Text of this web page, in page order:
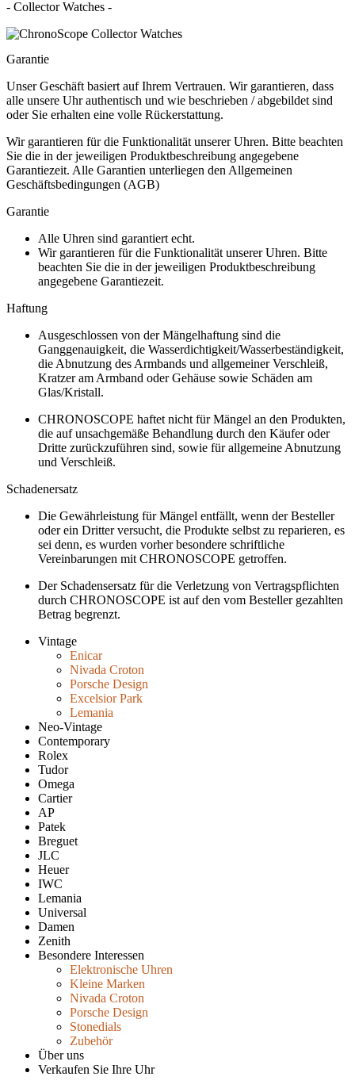
- Collector Watches -
Garantie
Unser Geschäft basiert auf Ihrem Vertrauen. Wir garantieren, dass
alle unsere Uhr authentisch und wie beschrieben / abgebildet sind
oder Sie erhalten eine volle Rückerstattung.
Wir garantieren für die Funktionalität unserer Uhren. Bitte beachten
Sie die in der jeweiligen Produktbeschreibung angegebene
Garantiezeit. Alle Garantien unterliegen den Allgemeinen
Geschäftsbedingungen (AGB)
Garantie
Alle Uhren sind garantiert echt.
Wir garantieren für die Funktionalität unserer Uhren. Bitte
beachten Sie die in der jeweiligen Produktbeschreibung
angegebene Garantiezeit.
Haftung
Ausgeschlossen von der Mängelhaftung sind die
Ganggenauigkeit, die Wasserdichtigkeit/Wasserbeständigkeit,
die Abnutzung des Armbands und allgemeiner Verschleiß,
Kratzer am Armband oder Gehäuse sowie Schäden am
Glas/Kristall.
CHRONOSCOPE haftet nicht für Mängel an den Produkten,
die auf unsachgemäße Behandlung durch den Käufer oder
Dritte zurückzuführen sind, sowie für allgemeine Abnutzung
und Verschleiß.
Schadenersatz
Die Gewährleistung für Mängel entfällt, wenn der Besteller
oder ein Dritter versucht, die Produkte selbst zu reparieren, es
sei denn, es wurden vorher besondere schriftliche
Vereinbarungen mit CHRONOSCOPE getroffen.
Der Schadensersatz für die Verletzung von Vertragspflichten
durch CHRONOSCOPE ist auf den vom Besteller gezahlten
Betrag begrenzt.
Vintage
Enicar
Nivada Croton
Porsche Design
Excelsior Park
Lemania
Neo-Vintage
Contemporary
Rolex
Tudor
Omega
Cartier
AP
Patek
Breguet
JLC
Heuer
IWC
Lemania
Universal
Damen
Zenith
Besondere Interessen
Elektronische Uhren
Kleine Marken
Nivada Croton
Porsche Design
Stonedials
Zubehör
Über uns
Verkaufen Sie Ihre Uhr